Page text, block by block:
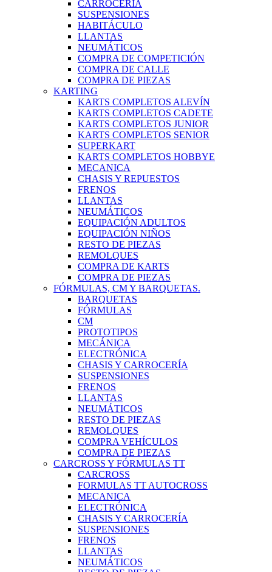
CARROCERÍA
SUSPENSIONES
HABITÁCULO
LLANTAS
NEUMÁTICOS
COMPRA DE COMPETICIÓN
COMPRA DE CALLE
COMPRA DE PIEZAS
KARTING
KARTS COMPLETOS ALEVÍN
KARTS COMPLETOS CADETE
KARTS COMPLETOS JUNIOR
KARTS COMPLETOS SENIOR
SUPERKART
KARTS COMPLETOS HOBBYE
MECANICA
CHASIS Y REPUESTOS
FRENOS
LLANTAS
NEUMÁTICOS
EQUIPACIÓN ADULTOS
EQUIPACIÓN NIÑOS
RESTO DE PIEZAS
REMOLQUES
COMPRA DE KARTS
COMPRA DE PIEZAS
FÓRMULAS, CM Y BARQUETAS.
BARQUETAS
FÓRMULAS
CM
PROTOTIPOS
MECÁNICA
ELECTRÓNICA
CHASIS Y CARROCERÍA
SUSPENSIONES
FRENOS
LLANTAS
NEUMÁTICOS
RESTO DE PIEZAS
REMOLQUES
COMPRA VEHÍCULOS
COMPRA DE PIEZAS
CARCROSS Y FÓRMULAS TT
CARCROSS
FORMULAS TT AUTOCROSS
MECANICA
ELECTRÓNICA
CHASIS Y CARROCERÍA
SUSPENSIONES
FRENOS
LLANTAS
NEUMÁTICOS